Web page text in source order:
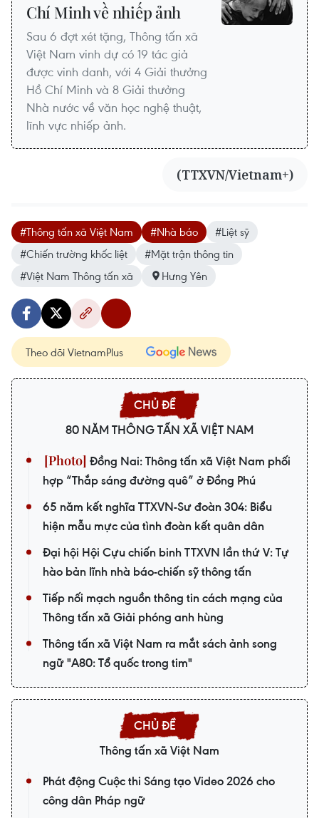
Chí Minh về nhiếp ảnh
Sau 6 đợt xét tặng, Thông tấn xã
Việt Nam vinh dự có 19 tác giả
được vinh danh, với 4 Giải thưởng
Hồ Chí Minh và 8 Giải thưởng
Nhà nước về văn học nghệ thuật,
lĩnh vực nhiếp ảnh.
(TTXVN/Vietnam+)
#Thông tấn xã Việt Nam #Nhà báo
#Liệt sỹ
#Chiến trường khốc liệt
#Mặt trận thông tin
#Việt Nam Thông tấn xã
Hưng Yên
Theo dõi VietnamPlus
80 NĂM THÔNG TẤN XÃ VIỆT NAM
Đồng Nai: Thông tấn xã Việt Nam phối
hợp “Thắp sáng đường quê” ở Đồng Phú
65 năm kết nghĩa TTXVN-Sư đoàn 304: Biểu
hiện mẫu mực của tình đoàn kết quân dân
Đại hội Hội Cựu chiến binh TTXVN lần thứ V: Tự
hào bản lĩnh nhà báo-chiến sỹ thông tấn
Tiếp nối mạch nguồn thông tin cách mạng của
Thông tấn xã Giải phóng anh hùng
Thông tấn xã Việt Nam ra mắt sách ảnh song
ngữ "A80: Tổ quốc trong tim"
Thông tấn xã Việt Nam
Phát động Cuộc thi Sáng tạo Video 2026 cho
công dân Pháp ngữ